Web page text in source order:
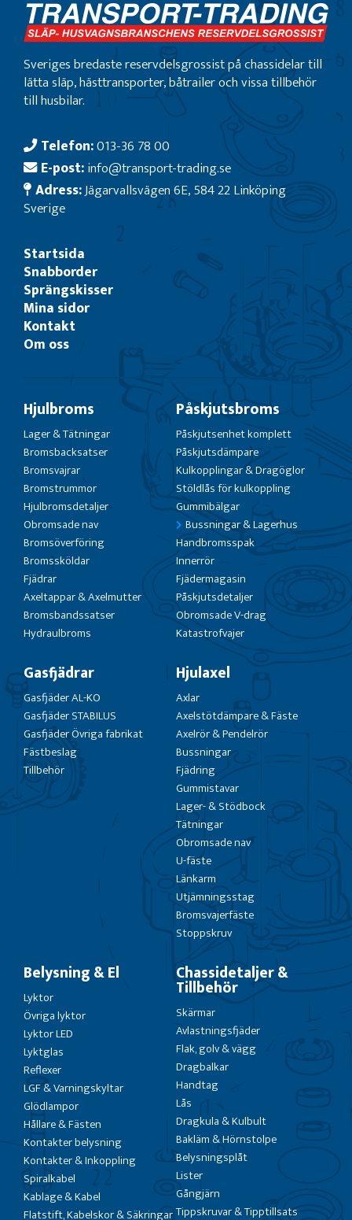
Sveriges bredaste reservdelsgrossist på chassidelar till
lätta släp, hästtransporter, båtrailer och vissa tillbehör
till husbilar.
Telefon:013-36 78 00
E-post:info@transport-trading.se
Adress:Jägarvallsvägen 6E, 584 22 Linköping
Sverige
Startsida
Snabborder
Sprängskisser
Mina sidor
Kontakt
Om oss
Hjulbroms
Lager & Tätningar
Bromsbacksatser
Bromsvajrar
Bromstrummor
Hjulbromsdetaljer
Obromsade nav
Bromsöverföring
Bromssköldar
Fjädrar
Axeltappar & Axelmutter
Bromsbandssatser
Hydraulbroms
Påskjutsbroms
Påskjutsenhet komplett
Påskjutsdämpare
Kulkopplingar & Dragöglor
Stöldlås för kulkoppling
Gummibälgar
Bussningar & Lagerhus
Handbromsspak
Innerrör
Fjädermagasin
Påskjutsdetaljer
Obromsade V-drag
Katastrofvajer
Gasfjädrar
Gasfjäder AL-KO
Gasfjäder STABILUS
Gasfjäder Övriga fabrikat
Fästbeslag
Tillbehör
Hjulaxel
Axlar
Axelstötdämpare & Fäste
Axelrör & Pendelrör
Bussningar
Fjädring
Gummistavar
Lager- & Stödbock
Tätningar
Obromsade nav
U-fäste
Länkarm
Utjämningsstag
Bromsvajerfäste
Stoppskruv
Belysning & El
Lyktor
Övriga lyktor
Lyktor LED
Lyktglas
Reflexer
LGF & Varningskyltar
Glödlampor
Hållare & Fästen
Kontakter belysning
Kontakter & Inkoppling
Spiralkabel
Kablage & Kabel
Flatstift, Kabelskor & Säkringar
Chassidetaljer &
Tillbehör
Skärmar
Avlastningsfjäder
Flak, golv & vägg
Dragbalkar
Handtag
Lås
Dragkula & Kulbult
Bakläm & Hörnstolpe
Belysningsplåt
Lister
Gångjärn
Tippskruvar & Tipptillsats